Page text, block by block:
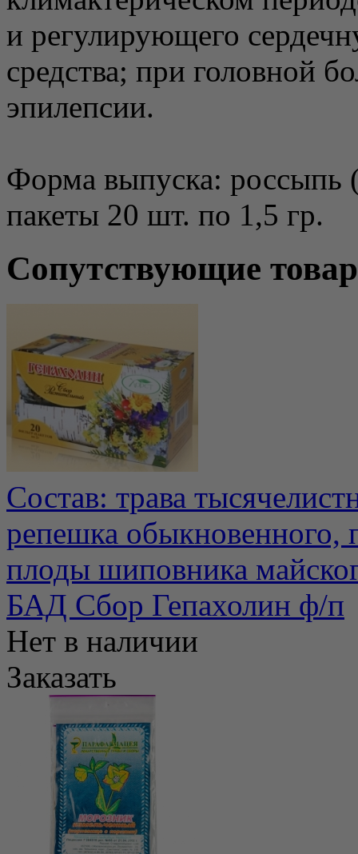
и регулирующего
средства; при головной
эпилепсии.
Форма выпуска: россыпь
пакеты 20 шт. по 1,5 гр.
Сопутствующие
Состав: трава
репешка обыкновенного,
плоды шиповника
БАД Сбор Гепахолин ф/п
Нет в наличии
Заказать